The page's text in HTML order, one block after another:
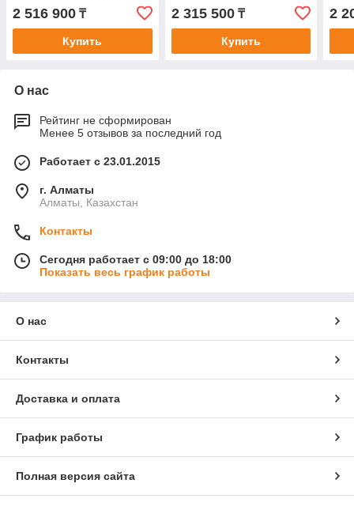
2 516 900 ₸
Купить
2 315 500₸
Купить
2
О нас
Рейтинг не сформирован
Менее 5 отзывов за последний год
Работает с 23.01.2015
г. Алматы
Алматы, Казахстан
Контакты
Сегодня работает с 09:00 до 18:00
Показать весь график работы
О нас
Контакты
Доставка и оплата
График работы
Полная версия сайта